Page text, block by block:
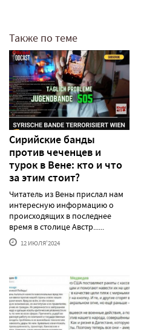
Также по теме
Сирийские банды
против чеченцев и
турок в Вене: кто и что
за этим стоит?
Читатель из Вены прислал нам
интересную информацию о
происходящих в последнее
время в столице Австр......
12 ИЮЛЯ'2024